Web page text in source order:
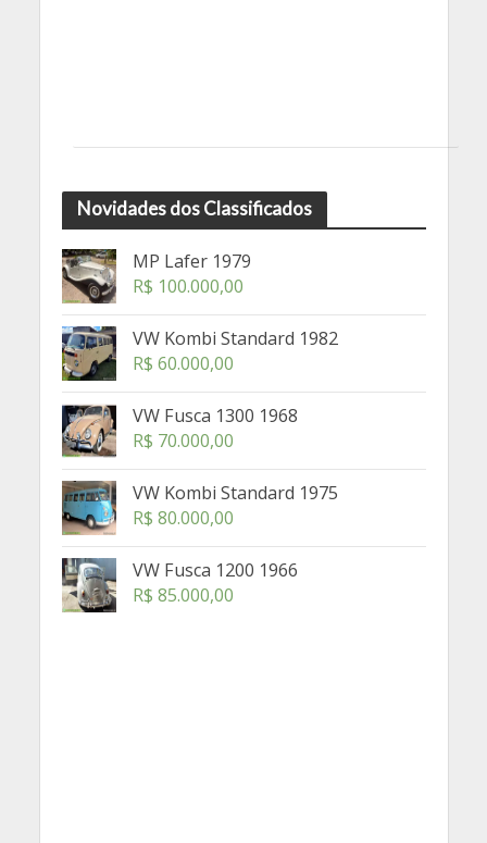
Novidades dos Classificados
MP Lafer 1979
R$ 100.000,00
VW Kombi Standard 1982
R$ 60.000,00
VW Fusca 1300 1968
R$ 70.000,00
VW Kombi Standard 1975
R$ 80.000,00
VW Fusca 1200 1966
R$ 85.000,00